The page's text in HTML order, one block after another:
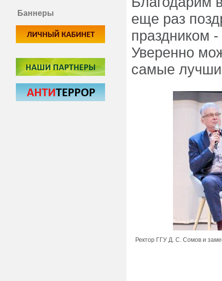
Баннеры
еще раз
праздником
Уверенно
самые
Ректор ГГУ Д. С. Сомов и